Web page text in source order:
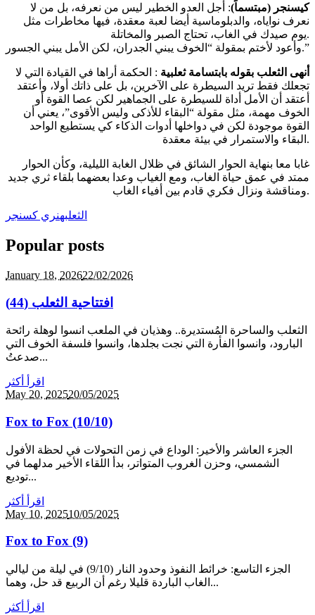
كيسنجر (مبتسماً): أجل العدو الخطير ليس من نعرفه، بل من لا
نعرف نواياه، والدبلوماسية أيضا لعبة معقدة، فيها مخاطرات مثل
يوم صيدك في الغاب، تحتاج الصبر والمخاتلة.
وأعود لأختم بمقولة “الخوف يبني الجدران، لكن الأمل يبني الجسور.”
أنهى الثعلب بقوله بابتسامة ثعلبية : الحكمة أراها في القيادة التي لا
تجعلك فقط تريد السيطرة على الآخرين، بل على ذاتك أولا، وأعتقد
أعتقد أن الأمل أداة للسيطرة على الجماهير لكن عصا القوة أو
الخوف مهمة، مثل مقولة “البقاء للأذكى وليس الأقوى”، يعني أن
القوة موجودة لكن في دواخلها أدوات الذكاء كي يستطيع الواحد
البقاء والاستمرار في بيئة معقدة.
غابا معا بنهاية الحوار الشائق في ظلال الغابة الليلية، وكأن الحوار
ممتد في عمق حياة الغاب، ومع الغياب وعدا بعضهما بلقاء ثري جديد
ومناقشة ونزال فكري قادم بين أفياء الغاب.
الثعلبهنري كسنجر
Popular posts
January 18, 202622/02/2026
افتتاحية الثعلب (44)
الثعلب والساحرة المُستديرة.. وهذيان في الملعب انسوا لوهلة رائحة
البارود، وانسوا الفأرة التي نجت بجلدها، وانسوا فلسفة الخوف التي
صدعتُ...
اقرأ أكثر
May 20, 202520/05/2025
Fox to Fox (10/10)
الجزء العاشر والأخير: الوداع في زمن التحولات في لحظة الأفول
الشمسي، وحزن الغروب المتواتر، بدأ اللقاء الأخير مدلهما في
توديع...
اقرأ أكثر
May 10, 202510/05/2025
Fox to Fox (9)
الجزء التاسع: خرائط النفوذ وحدود النار (9/10) في ليلة من ليالي
الغاب الباردة قليلا رغم أن الربيع قد حل، وهما...
اقرأ أكثر